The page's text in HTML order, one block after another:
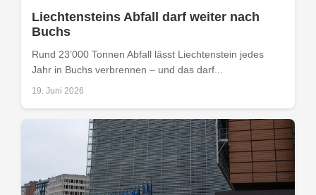
Liechtensteins Abfall darf weiter nach
Buchs
Rund 23’000 Tonnen Abfall lässt Liechtenstein jedes
Jahr in Buchs verbrennen – und das darf...
19. Juni 2026